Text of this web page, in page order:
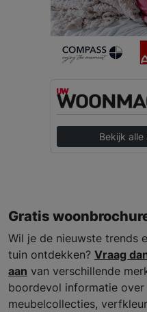
Bekijk
Gratis
Wil je de nieuwste trends
tuin ontdekken? Vraag
aan van verschillende
boordevol informatie over
meubelcollecties,